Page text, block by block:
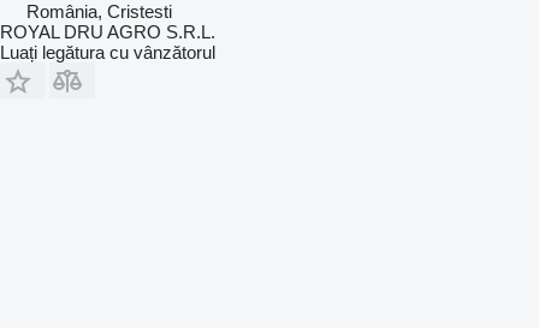
România, Cristesti
ROYAL DRU AGRO S.R.L.
Luați legătura cu vânzătorul